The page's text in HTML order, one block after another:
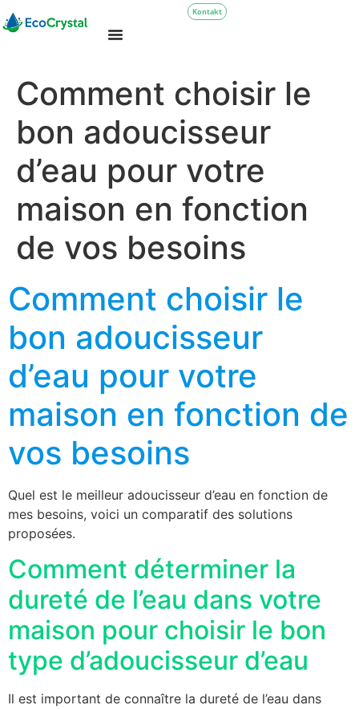
Kontakt
Comment choisir le
bon adoucisseur
d’eau pour votre
maison en fonction
de vos besoins
Comment choisir le
bon adoucisseur
d’eau pour votre
maison en fonction de
vos besoins
Quel est le meilleur adoucisseur d’eau en fonction de
mes besoins, voici un comparatif des solutions
proposées.
Comment déterminer la
dureté de l’eau dans votre
maison pour choisir le bon
type d’adoucisseur d’eau
Il est important de connaître la dureté de l’eau dans